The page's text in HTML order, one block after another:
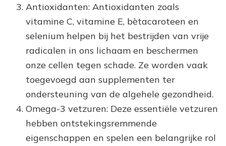
Antioxidanten: Antioxidanten zoals
vitamine C, vitamine E, bètacaroteen en
selenium helpen bij het bestrijden van vrije
radicalen in ons lichaam en beschermen
onze cellen tegen schade. Ze worden vaak
toegevoegd aan supplementen ter
ondersteuning van de algehele gezondheid.
Omega-3 vetzuren: Deze essentiële vetzuren
hebben ontstekingsremmende
eigenschappen en spelen een belangrijke rol